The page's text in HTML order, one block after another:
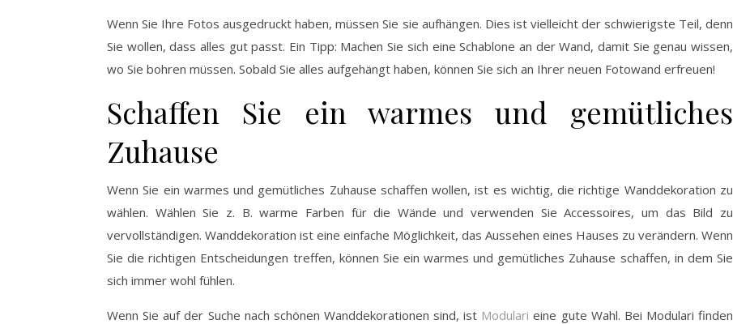
Wenn Sie Ihre Fotos ausgedruckt haben, müssen Sie sie aufhängen. Dies ist vielleicht der schwierigste Teil, denn
Sie wollen, dass alles gut passt. Ein Tipp: Machen Sie sich eine Schablone an der Wand, damit Sie genau wissen,
wo Sie bohren müssen. Sobald Sie alles aufgehängt haben, können Sie sich an Ihrer neuen Fotowand erfreuen!
Schaffen Sie ein warmes und gemütliches
Zuhause
Wenn Sie ein warmes und gemütliches Zuhause schaffen wollen, ist es wichtig, die richtige Wanddekoration zu
wählen. Wählen Sie z. B. warme Farben für die Wände und verwenden Sie Accessoires, um das Bild zu
vervollständigen. Wanddekoration ist eine einfache Möglichkeit, das Aussehen eines Hauses zu verändern. Wenn
Sie die richtigen Entscheidungen treffen, können Sie ein warmes und gemütliches Zuhause schaffen, in dem Sie
sich immer wohl fühlen.
Wenn Sie auf der Suche nach schönen Wanddekorationen sind, ist Modulari eine gute Wahl. Bei Modulari finden